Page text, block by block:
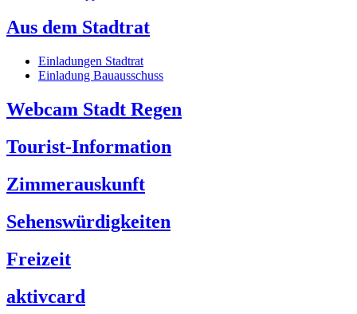
Aus dem Stadtrat
Einladungen Stadtrat
Einladung Bauausschuss
Webcam Stadt Regen
Tourist-Information
Zimmerauskunft
Sehenswürdigkeiten
Freizeit
aktivcard